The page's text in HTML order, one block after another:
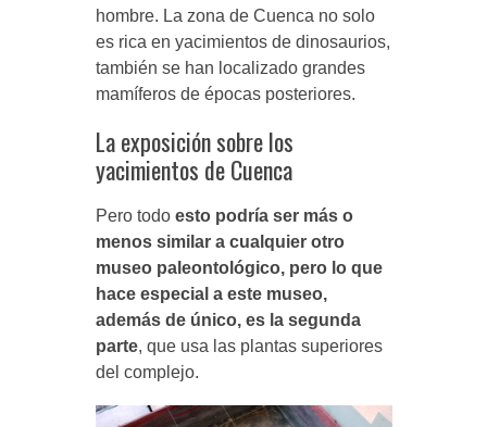
hombre. La zona de Cuenca no solo
es rica en yacimientos de dinosaurios,
también se han localizado grandes
mamíferos de épocas posteriores.
La exposición sobre los
yacimientos de Cuenca
Pero todo esto podría ser más o
menos similar a cualquier otro
museo paleontológico, pero lo que
hace especial a este museo,
además de único, es la segunda
parte, que usa las plantas superiores
del complejo.